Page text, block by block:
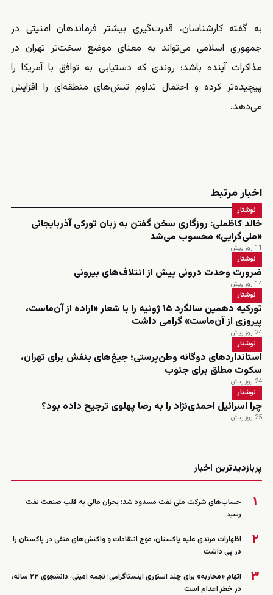
به گفته کارشناسان، قدرت‌گیری بیشتر فرماندهان امنیتی در
جمهوری اسلامی می‌تواند به معنای موضع سخت‌تر تهران در
مذاکرات آینده باشد؛ روندی که دستیابی به توافق با آمریکا را
پیچیده‌تر کرده و احتمال تداوم تنش‌های منطقه‌ای را افزایش
می‌دهد.
اخبار مرتبط
نوشتار
خالد کاظملی: روزگاری سخن گفتن به زبان تورکی آذربایجانی
«ملی‌گرایی» محسوب می‌شد
11 روز پیش
نوشتار
ضرورت وحدت درونی پیش از ائتلاف‌های بیرونی
14 روز پیش
نوشتار
تورکیه دهمین سالگرد ۱۵ ژوئیه را با شعار «اراده از آن‌ماست،
پیروزی از آن‌ماست» گرامی داشت
24 روز پیش
نوشتار
استانداردهای دوگانه وطن‌پرستی؛ جیغ‌های بنفش برای تهران،
سکوت مطلق برای جنوب
24 روز پیش
نوشتار
چرا اسرائیل احمدی‌نژاد را به رضا پهلوی ترجیح داده بود؟
25 روز پیش
پربازدیدترین اخبار
۱
حساب‌های شرکت ملی نفت مسدود شد؛ بحران مالی به قلب صنعت نفت
رسید
۲
اظهارات مرندی علیه پاکستان، موج انتقادات و واکنش‌های منفی در پاکستان را
در پی داشت
۳
اتهام «محاربه» برای چند استوری اینستاگرامی؛ نجمه امینی، دانشجوی ۲۳ ساله،
در خطر اعدام است